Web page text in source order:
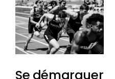
Se démarquer